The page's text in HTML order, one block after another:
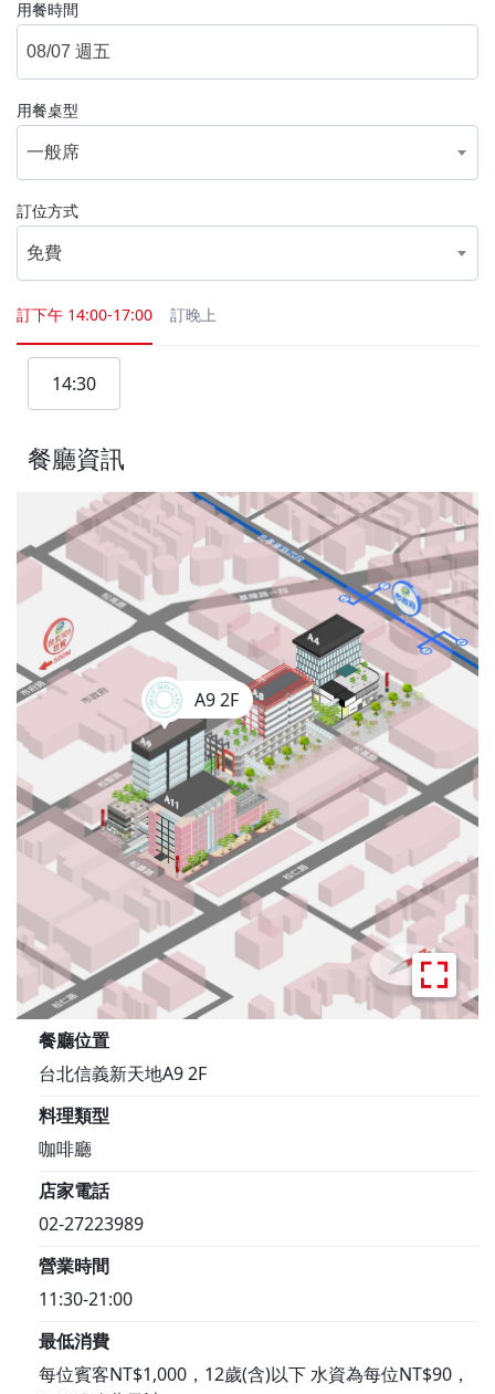
用餐時間
用餐桌型
一般席
訂位方式
免費
訂下午 14:00-17:00 訂晚上
14:30
餐廳資訊
A9 2F
餐廳位置
台北信義新天地A9 2F
料理類型
咖啡廳
店家電話
02-27223989
營業時間
11:30-21:00
最低消費
每位賓客NT$1,000，12歲(含)以下 水資為每位NT$90，